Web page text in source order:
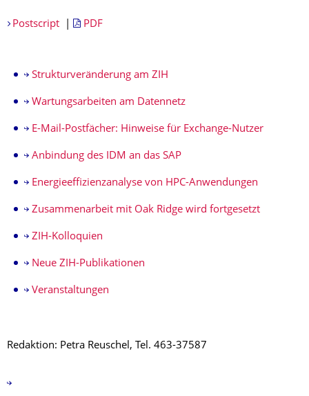
Postscript| PDF
Strukturveränderung am ZIH
Wartungsarbeiten am Datennetz
E-Mail-Postfächer: Hinweise für Exchange-Nutzer
Anbindung des IDM an das SAP
Energieeffizienzanalyse von HPC-Anwendungen
Zusammenarbeit mit Oak Ridge wird fortgesetzt
ZIH-Kolloquien
Neue ZIH-Publikationen
Veranstaltungen
Redaktion: Petra Reuschel, Tel. 463-37587